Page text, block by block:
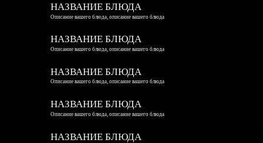
НАЗВАНИЕ БЛЮДА
Описание вашего блюда, описание вашего блюда
НАЗВАНИЕ БЛЮДА
Описание вашего блюда, описание вашего блюда
НАЗВАНИЕ БЛЮДА
Описание вашего блюда, описание вашего блюда
НАЗВАНИЕ БЛЮДА
Описание вашего блюда, описание вашего блюда
НАЗВАНИЕ БЛЮДА